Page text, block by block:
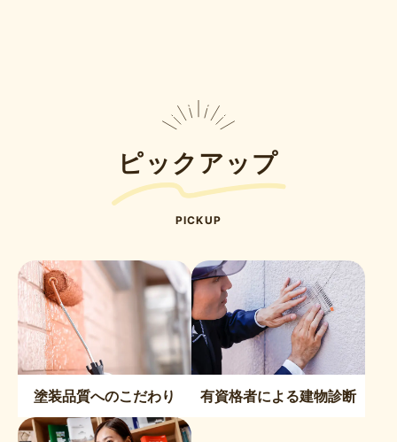
ピックアップ
PICKUP
塗装品質へのこだわり 有資格者による建物診断